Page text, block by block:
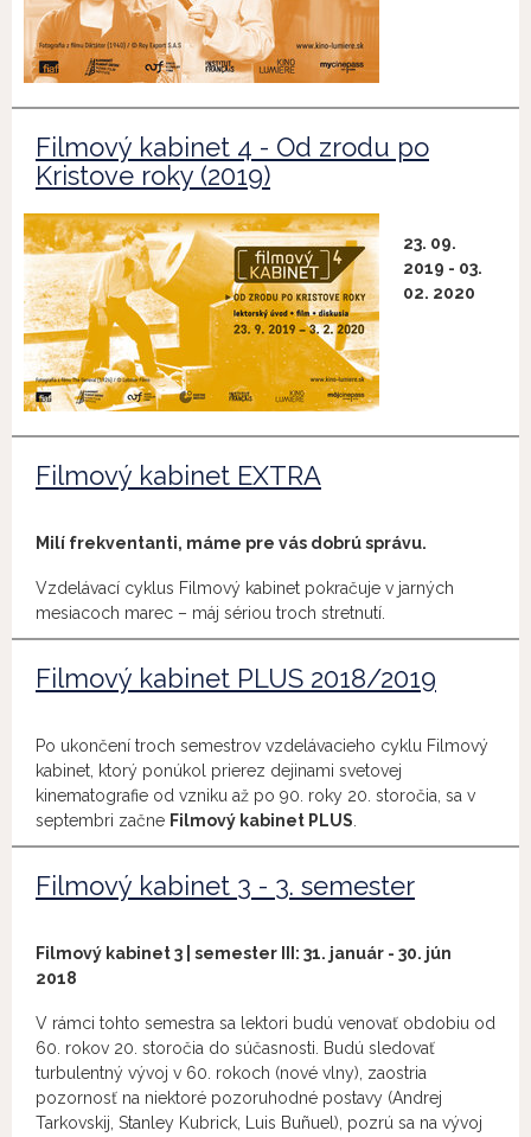
Filmový kabinet 4 - Od zrodu po
Kristove roky (2019)
23. 09.
2019 - 03.
02. 2020
Filmový kabinet EXTRA
Milí frekventanti, máme pre vás dobrú správu.
Vzdelávací cyklus Filmový kabinet pokračuje v jarných
mesiacoch marec – máj sériou troch stretnutí.
Filmový kabinet PLUS 2018/2019
Po ukončení troch semestrov vzdelávacieho cyklu Filmový
kabinet, ktorý ponúkol prierez dejinami svetovej
kinematografie od vzniku až po 90. roky 20. storočia, sa v
septembri začne Filmový kabinet PLUS
Filmový kabinet 3 - 3. semester
Filmový kabinet 3 | semester III: 31. január - 30. jún
2018
V rámci tohto semestra sa lektori budú venovať obdobiu od
60. rokov 20. storočia do súčasnosti. Budú sledovať
turbulentný vývoj v 60. rokoch (nové vlny), zaostria
pozornosť na niektoré pozoruhodné postavy (Andrej
Tarkovskij, Stanley Kubrick, Luis Buñuel), pozrú sa na vývoj